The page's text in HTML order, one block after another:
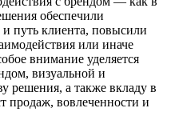
обеспечили
путь клиента, повысили
или иначе
внимание уделяется
визуальной и
решения, а также вкладу в
продаж, вовлеченности и